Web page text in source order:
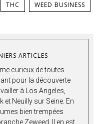
THC WEED BUSINESS
ARTICLES
curieux de toutes
pour la découverte
à Los Angeles,
et Neuilly sur Seine. En
bien trempées
Zeweed. Il en est